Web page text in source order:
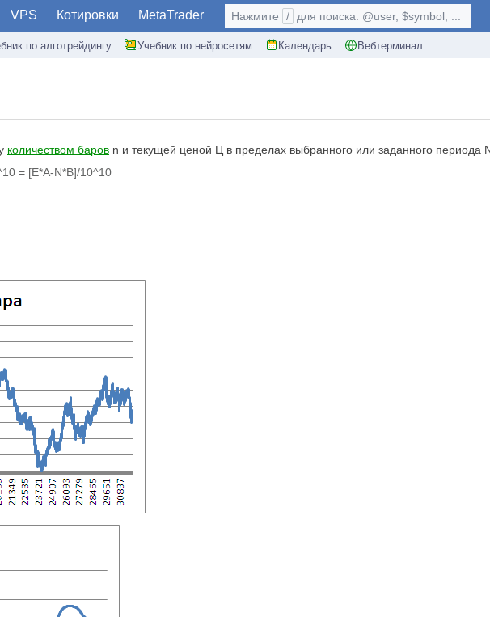
VPS Котировки MetaTrader
по алготрейдингу Учебник по нейросетям Календарь Вебтерминал
Нажмите / для поиска: @user, $symbol, ...
количеством баров n и текущей ценой Ц в пределах выбранного или заданного периода
= [E*A-N*B]/10^10